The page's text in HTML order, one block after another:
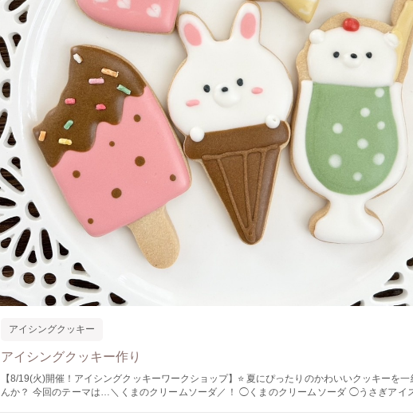
アイシングクッキー
アイシングクッキー作り
【8/19(火)開催！アイシングクッキーワークショップ】⭐️ 夏にぴったりのかわいいクッキーを一緒に作りませ
んか？ 今回のテーマは…＼くまのクリームソーダ／！ ◯くまのクリームソーダ ◯うさぎアイス ◯星のクッ